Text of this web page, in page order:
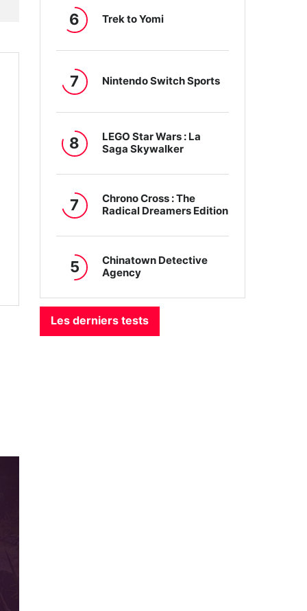
6 Trek to Yomi
7 Nintendo Switch Sports
8
LEGO Star Wars : La
Saga Skywalker
7
Chrono Cross : The
Radical Dreamers Edition
5
Chinatown Detective
Agency
Les derniers tests